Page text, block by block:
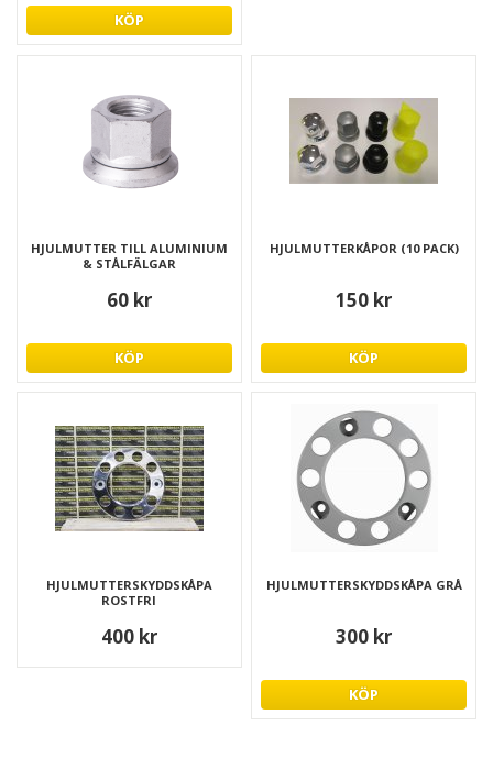
KÖP
HJULMUTTER TILL ALUMINIUM
& STÅLFÄLGAR
60 kr
KÖP
HJULMUTTERKÅPOR (10 PACK)
150 kr
KÖP
HJULMUTTERSKYDDSKÅPA
ROSTFRI
400 kr
HJULMUTTERSKYDDSKÅPA GRÅ
300 kr
KÖP